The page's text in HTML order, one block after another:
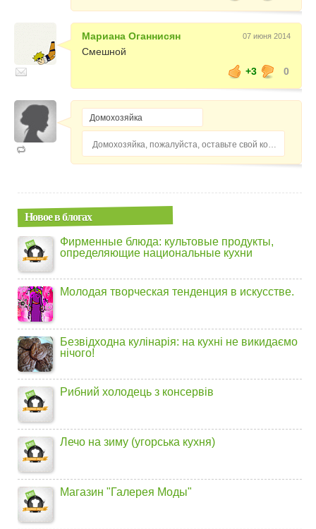
Мариана Оганнисян 07 июня 2014
Смешной
+3
0
Домохозяйка, пожалуйста, оставьте свой комментарий...
Новое в блогах
Фирменные блюда: культовые продукты,
определяющие национальные кухни
Молодая творческая тенденция в искусстве.
Безвідходна кулінарія: на кухні не викидаємо
нічого!
Рибний холодець з консервів
Лечо на зиму (угорська кухня)
Магазин "Галерея Моды"